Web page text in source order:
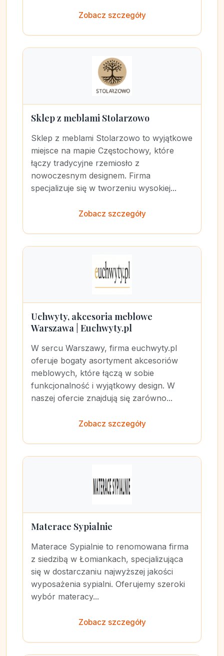
Zobacz szczegóły
Sklep z meblami Stolarzowo
Sklep z meblami Stolarzowo to wyjątkowe
miejsce na mapie Częstochowy, które
łączy tradycyjne rzemiosło z
nowoczesnym designem. Firma
specjalizuje się w tworzeniu wysokiej...
Zobacz szczegóły
Uchwyty, akcesoria meblowe
Warszawa | Euchwyty.pl
W sercu Warszawy, firma euchwyty.pl
oferuje bogaty asortyment akcesoriów
meblowych, które łączą w sobie
funkcjonalność i wyjątkowy design. W
naszej ofercie znajdują się zarówno...
Zobacz szczegóły
Materace Sypialnie
Materace Sypialnie to renomowana firma
z siedzibą w Łomiankach, specjalizująca
się w dostarczaniu najwyższej jakości
wyposażenia sypialni. Oferujemy szeroki
wybór materacy...
Zobacz szczegóły